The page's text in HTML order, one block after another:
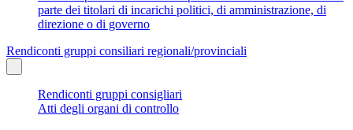
parte dei titolari di incarichi politici, di amministrazione, di
direzione o di governo
Rendiconti gruppi consiliari regionali/provinciali
Rendiconti gruppi consigliari
Atti degli organi di controllo